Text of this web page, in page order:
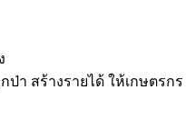
ป่า สร้างรายได้ ให้เกษตร